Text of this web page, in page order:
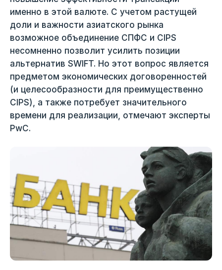
именно в этой валюте. С учетом растущей
доли и важности азиатского рынка
возможное объединение СПФС и CIPS
несомненно позволит усилить позиции
альтернатив SWIFT. Но этот вопрос является
предметом экономических договоренностей
(и целесообразности для преимущественно
CIPS), а также потребует значительного
времени для реализации, отмечают эксперты
PwC.